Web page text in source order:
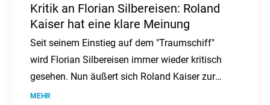
Kritik an Florian Silbereisen: Roland
Kaiser hat eine klare Meinung
Seit seinem Einstieg auf dem "Traumschiff"
wird Florian Silbereisen immer wieder kritisch
gesehen. Nun äußert sich Roland Kaiser zur
Debatte um den ZDF-Kapitän.
MEHR